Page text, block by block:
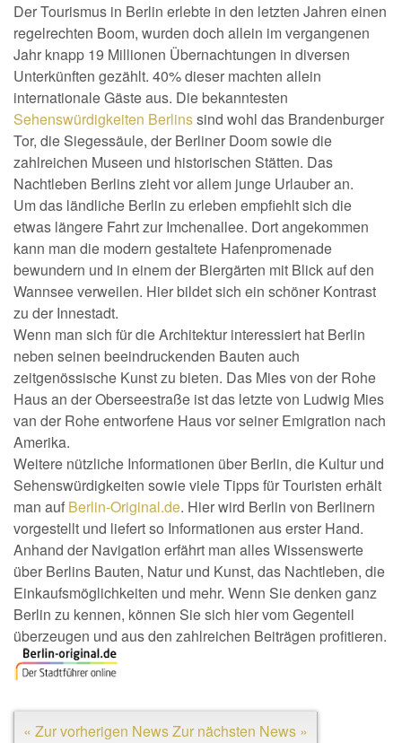
Der Tourismus in Berlin erlebte in den letzten Jahren einen
regelrechten Boom, wurden doch allein im vergangenen
Jahr knapp 19 Millionen Übernachtungen in diversen
Unterkünften gezählt. 40% dieser machten allein
internationale Gäste aus. Die bekanntesten
Sehenswürdigkeiten Berlinssind wohl das Brandenburger
Tor, die Siegessäule, der Berliner Doom sowie die
zahlreichen Museen und historischen Stätten. Das
Nachtleben Berlins zieht vor allem junge Urlauber an.
Um das ländliche Berlin zu erleben empfiehlt sich die
etwas längere Fahrt zur Imchenallee. Dort angekommen
kann man die modern gestaltete Hafenpromenade
bewundern und in einem der Biergärten mit Blick auf den
Wannsee verweilen. Hier bildet sich ein schöner Kontrast
zu der Innestadt.
Wenn man sich für die Architektur interessiert hat Berlin
neben seinen beeindruckenden Bauten auch
zeitgenössische Kunst zu bieten. Das Mies von der Rohe
Haus an der Oberseestraße ist das letzte von Ludwig Mies
van der Rohe entworfene Haus vor seiner Emigration nach
Amerika.
Weitere nützliche Informationen über Berlin, die Kultur und
Sehenswürdigkeiten sowie viele Tipps für Touristen erhält
man auf Berlin-Original.de. Hier wird Berlin von Berlinern
vorgestellt und liefert so Informationen aus erster Hand.
Anhand der Navigation erfährt man alles Wissenswerte
über Berlins Bauten, Natur und Kunst, das Nachtleben, die
Einkaufsmöglichkeiten und mehr. Wenn Sie denken ganz
Berlin zu kennen, können Sie sich hier vom Gegenteil
überzeugen und aus den zahlreichen Beiträgen profitieren.
« Zur vorherigen NewsZur nächsten News »